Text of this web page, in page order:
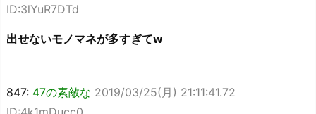
ID:3lYuR7DTd
出せないモノマネが多すぎてw
847: 47の素敵な 2019/03/25(月) 21:11:41.72